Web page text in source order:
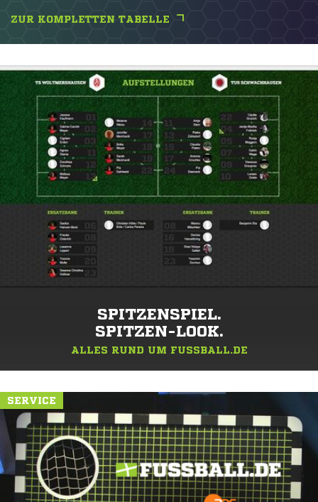
ZUR KOMPLETTEN TABELLE
SPITZENSPIEL.
SPITZEN-LOOK.
ALLES RUND UM FUSSBALL.DE
SERVICE